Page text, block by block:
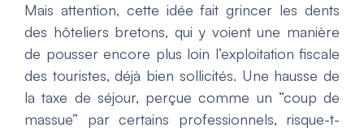
Mais attention, cette idée fait grincer les dents
des hôteliers bretons, qui y voient une manière
de pousser encore plus loin l’exploitation fiscale
des touristes, déjà bien sollicités. Une hausse de
la taxe de séjour, perçue comme un “coup de
massue” par certains professionnels, risque-t-